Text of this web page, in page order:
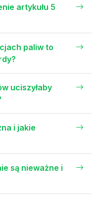
artykułu 5
paliw to
uciszyłaby
i jakie
są nieważne i